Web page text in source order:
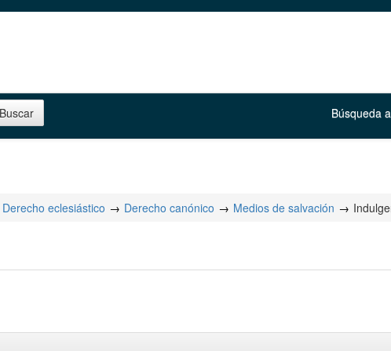
Búsqueda
Derecho eclesiástico Derecho canónico Medios de salvación